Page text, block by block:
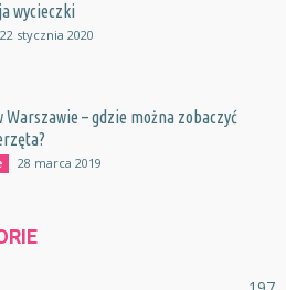
wycieczki
22 stycznia 2020
Warszawie – gdzie można zobaczyć
28 marca 2019